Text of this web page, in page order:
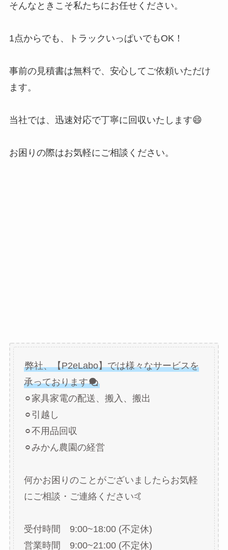
そんなときこそ私たちにお任せください。
1点からでも、トラックいっぱいでもOK！
事前の見積書は無料で、安心してご依頼いただけ
ます。
当社では、迅速対応で丁寧に回収いたします😄
お困りの際はお気軽にご相談ください。
弊社、【P2eLabo】では様々なサービスを
承っております
⚪︎家具家電の配送、搬入、搬出
⚪︎引越し
⚪︎不用品回収
⚪︎みかん農園の経営
何かお困りのことがございましたらお気軽
にご相談・ご連絡ください🤙
受付時間 9:00~18:00 (不定休)
営業時間 9:00~21:00 (不定休)